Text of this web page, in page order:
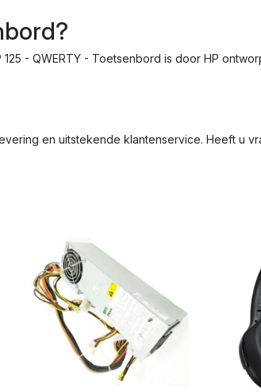
- QWERTY - Toetsenbord is door HP
en uitstekende klantenservice. Heeft u